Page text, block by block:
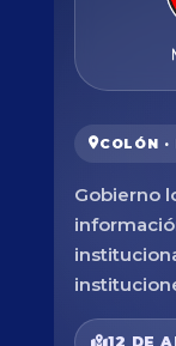
COLÓN ·
Gobierno
12 DE